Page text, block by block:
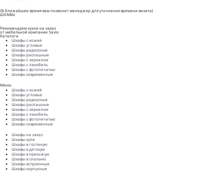
(В ближайшее время вам позвонит менеджер для уточнения времени визита)
ШКАФЫ
Рекомендуем кухни на заказ
от мебельной компании Savio
Каталоги
Шкафы с кожей
Шкафы угловые
Шкафы радиусные
Шкафы распашные
Шкафы с зеркалом
Шкафы с лакобель
Шкафы с фотопечатью
Шкафы современные
Меню
Шкафы с кожей
Шкафы угловые
Шкафы радиусные
Шкафы распашные
Шкафы с зеркалом
Шкафы с лакобель
Шкафы с фотопечатью
Шкафы современные
Шкафы на заказ
Шкафы купе
Шкафы в гостиную
Шкафы в детскую
Шкафы в прихожую
Шкафы в спальню
Шкафы встроенные
Шкафы корпусные